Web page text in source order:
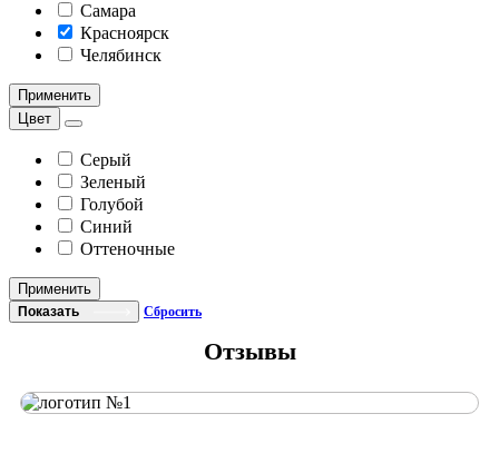
Самара
Красноярск
Челябинск
Применить
Цвет
Серый
Зеленый
Голубой
Синий
Оттеночные
Применить
Показать Сбросить
Отзывы